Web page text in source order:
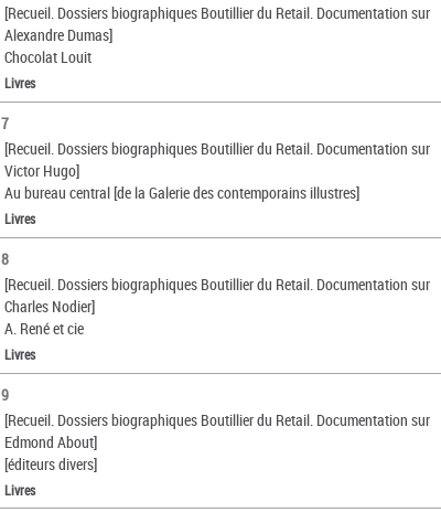
[Recueil. Dossiers biographiques Boutillier du Retail. Documentation sur
Alexandre Dumas]
Chocolat Louit
Livres
7
[Recueil. Dossiers biographiques Boutillier du Retail. Documentation sur
Victor Hugo]
Au bureau central [de la Galerie des contemporains illustres]
Livres
8
[Recueil. Dossiers biographiques Boutillier du Retail. Documentation sur
Charles Nodier]
A. René et cie
Livres
9
[Recueil. Dossiers biographiques Boutillier du Retail. Documentation sur
Edmond About]
[éditeurs divers]
Livres